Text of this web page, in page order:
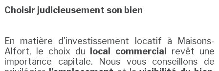
Choisir judicieusement son bien
En matière d'investissement locatif à Maisons-
Alfort, le choix du
local commercial
revêt une
importance capitale. Nous vous conseillons de